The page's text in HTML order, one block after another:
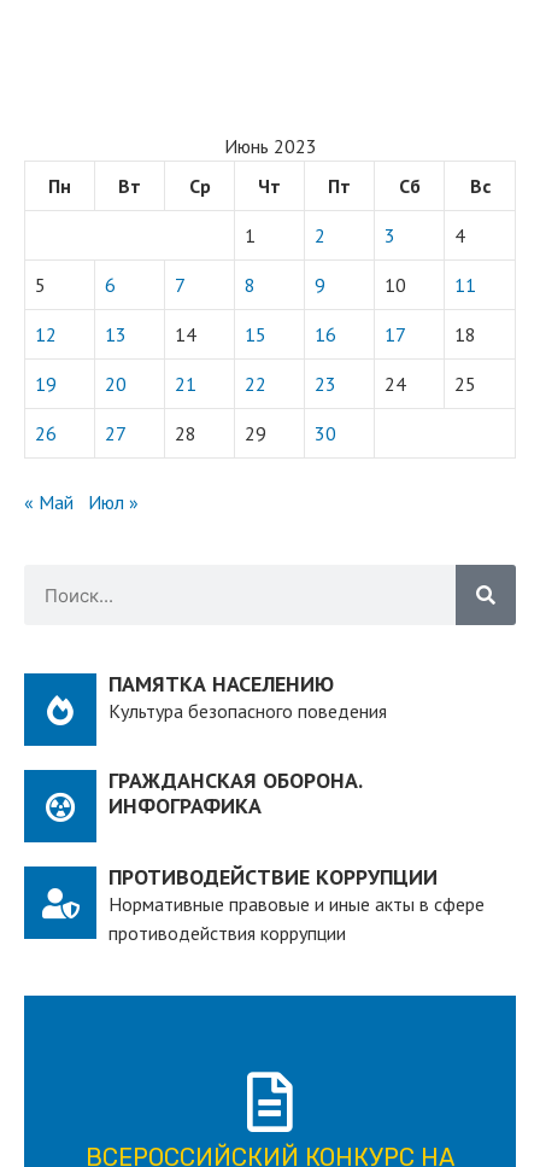
Июнь 2023
Пн
Вт Ср Чт Пт Сб Вс
1 2 3 4
5 6 7 8 9 10 11
12 13 14 15 16 17 18
19 20 21 22 23 24 25
26 27 28 29 30
« Май Июл »
ПАМЯТКА НАСЕЛЕНИЮ
Культура безопасного поведения
ГРАЖДАНСКАЯ ОБОРОНА.
ИНФОГРАФИКА
ПРОТИВОДЕЙСТВИЕ КОРРУПЦИИ
Нормативные правовые и иные акты в сфере
противодействия коррупции
ВСЕРОССИЙСКИЙ КОНКУРС НА
ПОДРОБНЕЕ